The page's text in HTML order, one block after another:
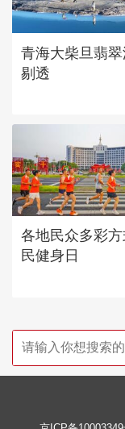
青海大柴旦翡
剔透
各地民众多彩
民健身日